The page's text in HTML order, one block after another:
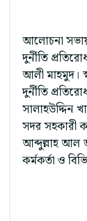
আলোচনা
দুর্নীতি
আলী মাহমুদ।
দুর্নীতি
সালাহউদ্দিন
সদর সহকারী
আব্দুল্লাহ আল
কর্মকর্তা ও